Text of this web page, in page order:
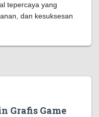
tepercaya yang
dan kesuksesan
Grafis Game